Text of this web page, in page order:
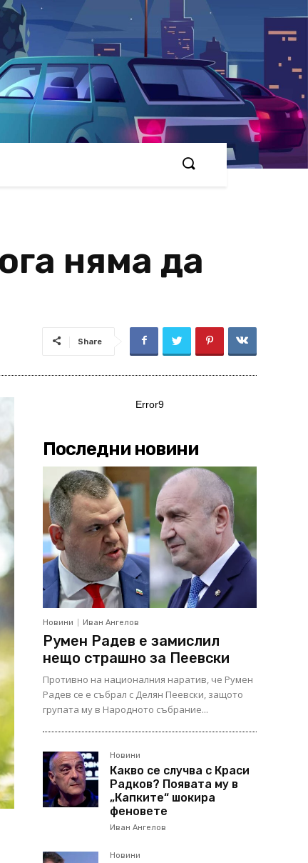
няма да
Share
Error9
Последни новини
Новини Иван Ангелов
Румен Радев е замислил
нещо страшно за Пеевски
Противно на националния наратив, че Румен
Радев се е събрал с Делян Пеевски, защото
групата му в Народното събрание...
Новини
Какво се случва с Краси
Радков? Появата му в
„Капките“ шокира
феновете
Иван Ангелов
Новини